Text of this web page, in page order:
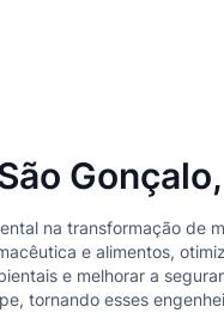
na transformação
e alimentos,
e melhorar a
tornando esses